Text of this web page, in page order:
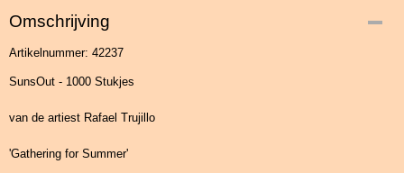
Omschrijving
Artikelnummer: 42237
SunsOut - 1000 Stukjes
van de artiest Rafael Trujillo
'Gathering for Summer'